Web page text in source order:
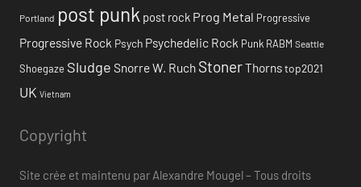
Portland post punk post rock Prog Metal Progressive
Progressive Rock Psych Psychedelic Rock Punk RABM Seattle
Shoegaze Sludge Snorre W. Ruch StonerThornstop2021
UK Vietnam
Copyright
Site crée et maintenu par Alexandre Mougel – Tous droits